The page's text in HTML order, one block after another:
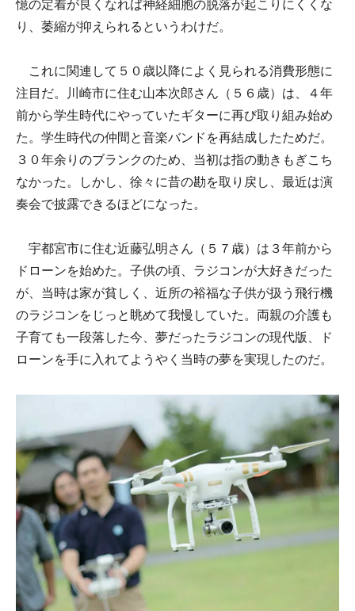
憶の定着が良くなれば神経細胞の脱落が起こりにくくな
り、萎縮が抑えられるというわけだ。
これに関連して５０歳以降によく見られる消費形態に
注目だ。川崎市に住む山本次郎さん（５６歳）は、４年
前から学生時代にやっていたギターに再び取り組み始め
た。学生時代の仲間と音楽バンドを再結成したためだ。
３０年余りのブランクのため、当初は指の動きもぎこち
なかった。しかし、徐々に昔の勘を取り戻し、最近は演
奏会で披露できるほどになった。
宇都宮市に住む近藤弘明さん（５７歳）は３年前から
ドローンを始めた。子供の頃、ラジコンが大好きだった
が、当時は家が貧しく、近所の裕福な子供が扱う飛行機
のラジコンをじっと眺めて我慢していた。両親の介護も
子育ても一段落した今、夢だったラジコンの現代版、ド
ローンを手に入れてようやく当時の夢を実現したのだ。